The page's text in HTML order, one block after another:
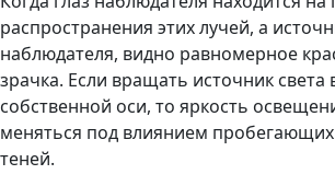
распространения этих лучей, а
наблюдателя, видно равномерное
зрачка. Если вращать источник света
собственной оси, то яркость
меняться под влиянием пробегающих
теней.